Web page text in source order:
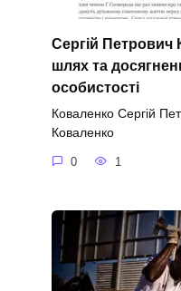
Сергій Петрович
шлях та
особистості
Коваленко Сергій
Коваленко
0 1